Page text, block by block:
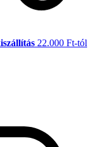
22.000 Ft-tól